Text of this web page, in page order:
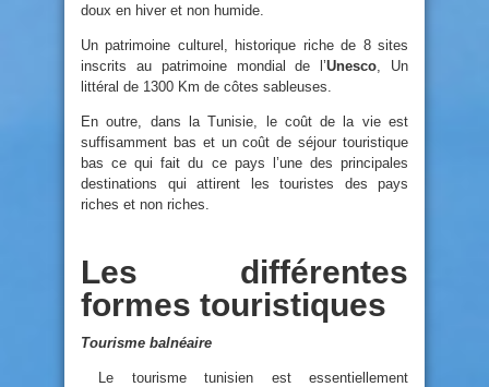
doux en hiver et non humide.
Un patrimoine culturel, historique riche de 8 sites
inscrits au patrimoine mondial de l’Unesco , Un
littéral de 1300 Km de côtes sableuses.
En outre, dans la Tunisie, le coût de la vie est
suffisamment bas et un coût de séjour touristique
bas ce qui fait du ce pays l’une des principales
destinations qui attirent les touristes des pays
riches et non riches.
Les différentes
formes touristiques
Tourisme balnéaire
Le tourisme tunisien est essentiellement